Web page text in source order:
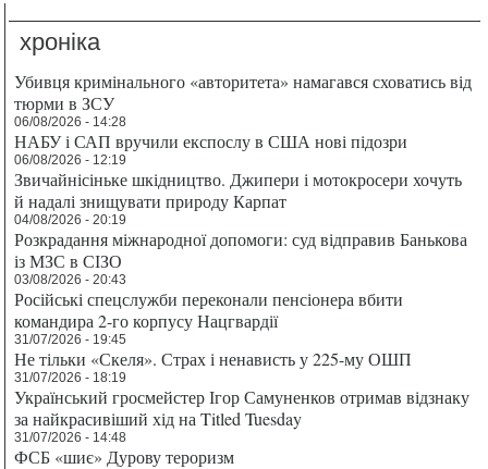
хроніка
Убивця кримінального «авторитета» намагався сховатись від
тюрми в ЗСУ
06/08/2026 - 14:28
НАБУ і САП вручили експослу в США нові підозри
06/08/2026 - 12:19
Звичайнісіньке шкідництво. Джипери і мотокросери хочуть
й надалі знищувати природу Карпат
04/08/2026 - 20:19
Розкрадання міжнародної допомоги: суд відправив Банькова
із МЗС в СІЗО
03/08/2026 - 20:43
Російські спецслужби переконали пенсіонера вбити
командира 2-го корпусу Нацгвардії
31/07/2026 - 19:45
Не тільки «Скеля». Страх і ненависть у 225-му ОШП
31/07/2026 - 18:19
Український гросмейстер Ігор Самуненков отримав відзнаку
за найкрасивіший хід на Titled Tuesday
31/07/2026 - 14:48
ФСБ «шиє» Дурову тероризм